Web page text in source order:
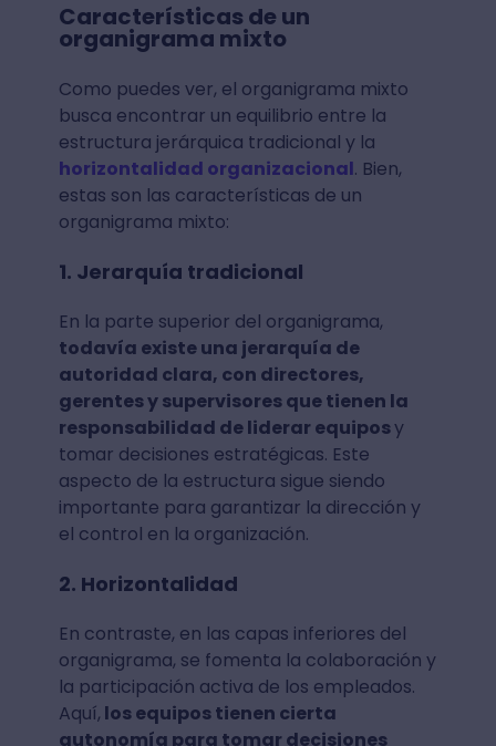
Características de un
organigrama mixto
Como puedes ver, el organigrama mixto
busca encontrar un equilibrio entre la
estructura jerárquica tradicional y la
horizontalidad organizacional. Bien,
estas son las características de un
organigrama mixto:
1. Jerarquía tradicional
En la parte superior del organigrama,
todavía existe una jerarquía de
autoridad clara, con directores,
gerentes y supervisores que tienen la
responsabilidad de liderar equiposy
tomar decisiones estratégicas. Este
aspecto de la estructura sigue siendo
importante para garantizar la dirección y
el control en la organización.
2. Horizontalidad
En contraste, en las capas inferiores del
organigrama, se fomenta la colaboración y
la participación activa de los empleados.
Aquí, los equipos tienen cierta
autonomía para tomar decisiones